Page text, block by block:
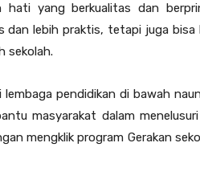
hati yang berkualitas dan
dan lebih praktis, tetapi juga
sekolah.
lembaga pendidikan di bawah
masyarakat dalam
mengklik program Gerakan